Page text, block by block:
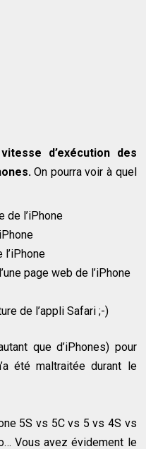
d’exécution des
On pourra voir à quel
de l’iPhone
page web de l’iPhone
de l’appli Safari ;-)
que d’iPhones) pour
été maltraitée durant le
5S vs 5C vs 5 vs 4S vs
Vous avez évidement le